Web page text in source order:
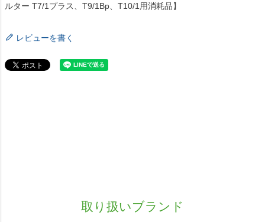
ルター T7/1プラス、T9/1Bp、T10/1用消耗品】
レビューを書く
取り扱いブランド